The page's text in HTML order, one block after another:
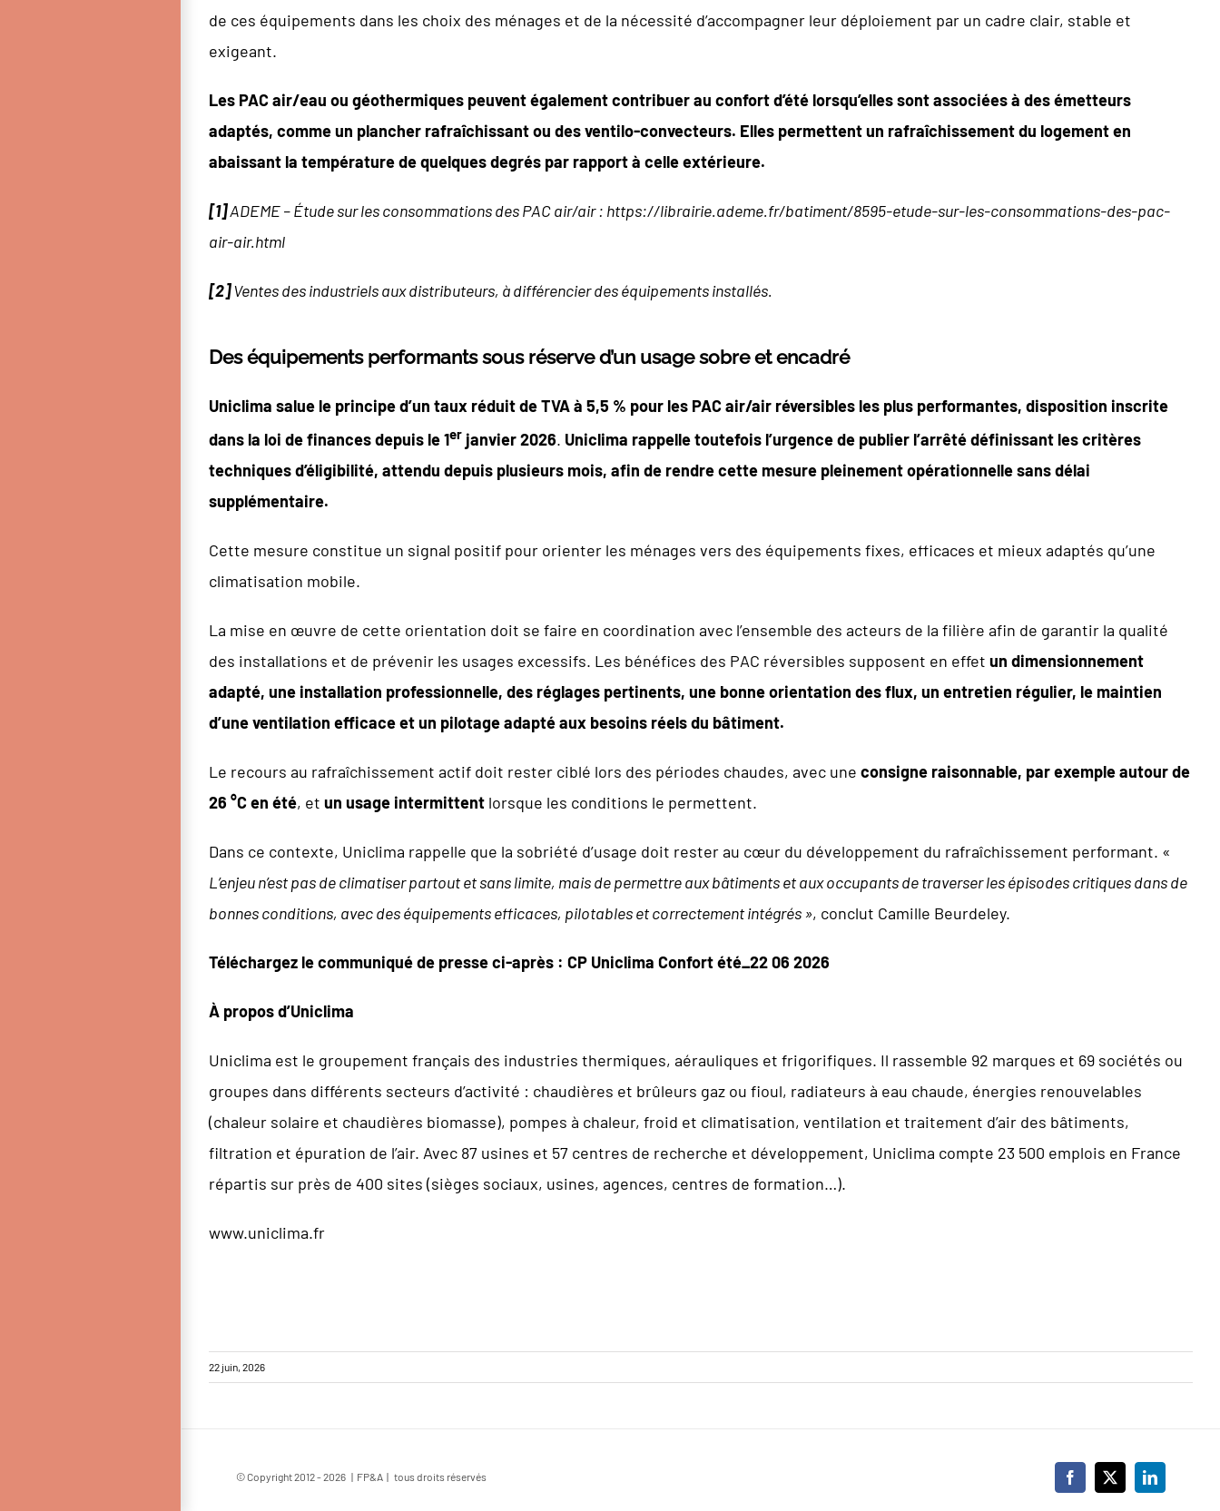
de ces équipements dans les choix des ménages et de la nécessité d’accompagner leur déploiement par un cadre clair, stable et
exigeant.
Les PAC air/eau ou géothermiques peuvent également contribuer au confort d’été lorsqu’elles sont associées à des émetteurs
adaptés, comme un plancher rafraîchissant ou des ventilo-convecteurs. Elles permettent un rafraîchissement du logement en
abaissant la température de quelques degrés par rapport à celle extérieure.
[1]ADEME – Étude sur les consommations des PAC air/air : https://librairie.ademe.fr/batiment/8595-etude-sur-les-consommations-des-pac-
air-air.html
[2]Ventes des industriels aux distributeurs, à différencier des équipements installés.
Des équipements performants sous réserve d’un usage sobre et encadré
Uniclima salue le principe d’un taux réduit de TVA à 5,5 % pour les PAC air/air réversibles les plus performantes, disposition inscrite
dans la loi de finances depuis le 1erjanvier 2026. Uniclima rappelle toutefois l’urgence de publier l’arrêté définissant les critères
techniques d’éligibilité, attendu depuis plusieurs mois, afin de rendre cette mesure pleinement opérationnelle sans délai
supplémentaire.
Cette mesure constitue un signal positif pour orienter les ménages vers des équipements fixes, efficaces et mieux adaptés qu’une
climatisation mobile.
La mise en œuvre de cette orientation doit se faire en coordination avec l’ensemble des acteurs de la filière afin de garantir la qualité
des installations et de prévenir les usages excessifs. Les bénéfices des PAC réversibles supposent en effet un dimensionnement
adapté, une installation professionnelle, des réglages pertinents, une bonne orientation des flux, un entretien régulier, le maintien
d’une ventilation efficace et un pilotage adapté aux besoins réels du bâtiment.
Le recours au rafraîchissement actif doit rester ciblé lors des périodes chaudes, avec une consigne raisonnable, par exemple autour de
26 °C en été, et un usage intermittentlorsque les conditions le permettent.
Dans ce contexte, Uniclima rappelle que la sobriété d’usage doit rester au cœur du développement du rafraîchissement performant. «
L’enjeu n’est pas de climatiser partout et sans limite, mais de permettre aux bâtiments et aux occupants de traverser les épisodes critiques dans de
bonnes conditions, avec des équipements efficaces, pilotables et correctement intégrés », conclut Camille Beurdeley.
Téléchargez le communiqué de presse ci-après : CP Uniclima Confort été_22 06 2026
À propos d’Uniclima
Uniclima est le groupement français des industries thermiques, aérauliques et frigorifiques. Il rassemble 92 marques et 69 sociétés ou
groupes dans différents secteurs d’activité : chaudières et brûleurs gaz ou fioul, radiateurs à eau chaude, énergies renouvelables
(chaleur solaire et chaudières biomasse), pompes à chaleur, froid et climatisation, ventilation et traitement d’air des bâtiments,
filtration et épuration de l’air. Avec 87 usines et 57 centres de recherche et développement, Uniclima compte 23 500 emplois en France
répartis sur près de 400 sites (sièges sociaux, usines, agences, centres de formation…).
www.uniclima.fr
22 juin, 2026
© Copyright 2012 -2026 | FP&A | tous droits réservés Facebook
X LinkedIn